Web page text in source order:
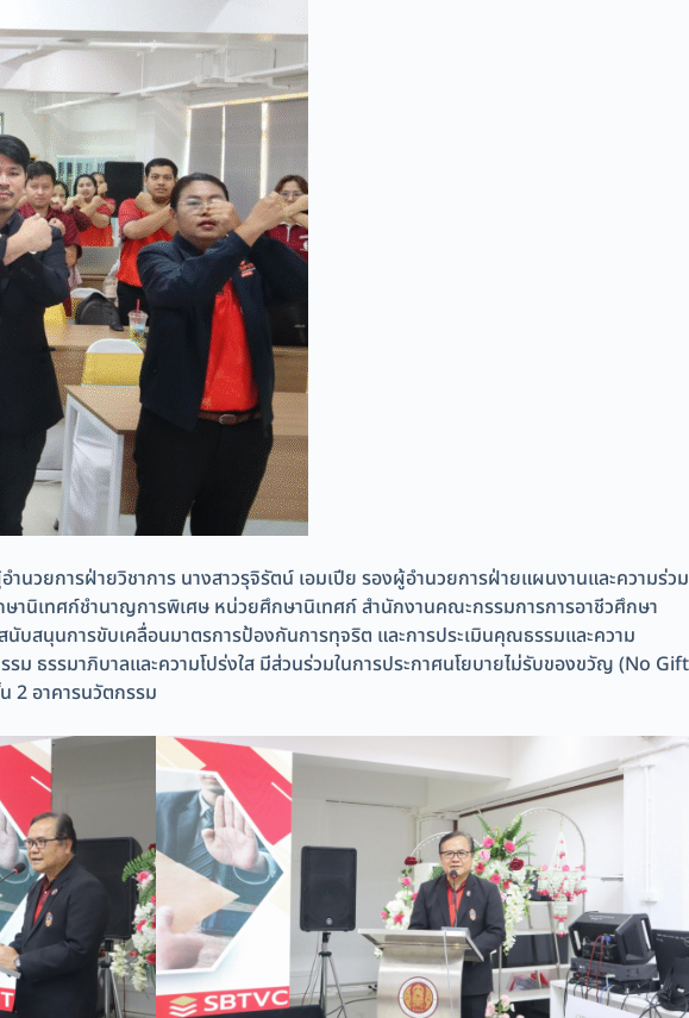
วยการฝ่ายวิชาการ นางสาวรุจิรัตน์ เอมเปีย รองผู้อำนวยการฝ่ายแผนงานและความร่วม
านิเทศก์ชำนาญการพิเศษ หน่วยศึกษานิเทศก์ สำนักงานคณะกรรมการการอาชีวศึกษา
สนุนการขับเคลื่อนมาตรการป้องกันการทุจริต และการประเมินคุณธรรมและความ
ธรรมาภิบาลและความโปร่งใส มีส่วนร่วมในการประกาศนโยบายไม่รับของขวัญ (No Gift
2 อาคารนวัตกรรม